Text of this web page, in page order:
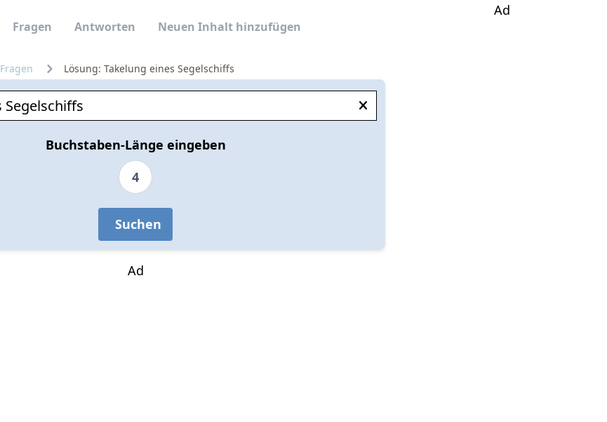
Fragen Antworten Neuen Inhalt hinzufügen
Ad
Fragen Lösung: Takelung eines Segelschiffs
Buchstaben-Länge eingeben
4
Suchen
Ad